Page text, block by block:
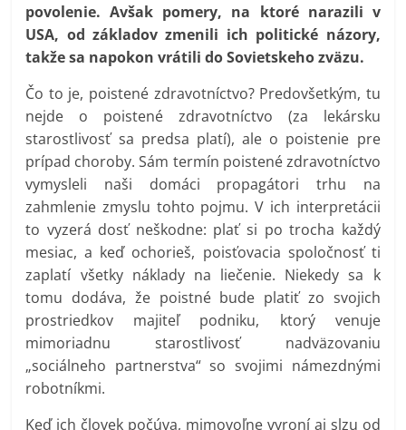
povolenie. Avšak pomery, na ktoré narazili v
USA, od základov zmenili ich politické názory,
takže sa napokon vrátili do Sovietskeho zväzu.
Čo to je, poistené zdravotníctvo? Predovšetkým, tu
nejde o poistené zdravotníctvo (za lekársku
starostlivosť sa predsa platí), ale o poistenie pre
prípad choroby. Sám termín poistené zdravotníctvo
vymysleli naši domáci propagátori trhu na
zahmlenie zmyslu tohto pojmu. V ich interpretácii
to vyzerá dosť neškodne: plať si po trocha každý
mesiac, a keď ochorieš, poisťovacia spoločnosť ti
zaplatí všetky náklady na liečenie. Niekedy sa k
tomu dodáva, že poistné bude platiť zo svojich
prostriedkov majiteľ podniku, ktorý venuje
mimoriadnu starostlivosť nadväzovaniu
„sociálneho partnerstva“ so svojimi námezdnými
robotníkmi.
Keď ich človek počúva, mimovoľne vyroní aj slzu od